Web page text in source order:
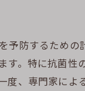
土に適したメン
保つための日常
ンスを楽にする
防するため
。特に抗菌
、専門家に